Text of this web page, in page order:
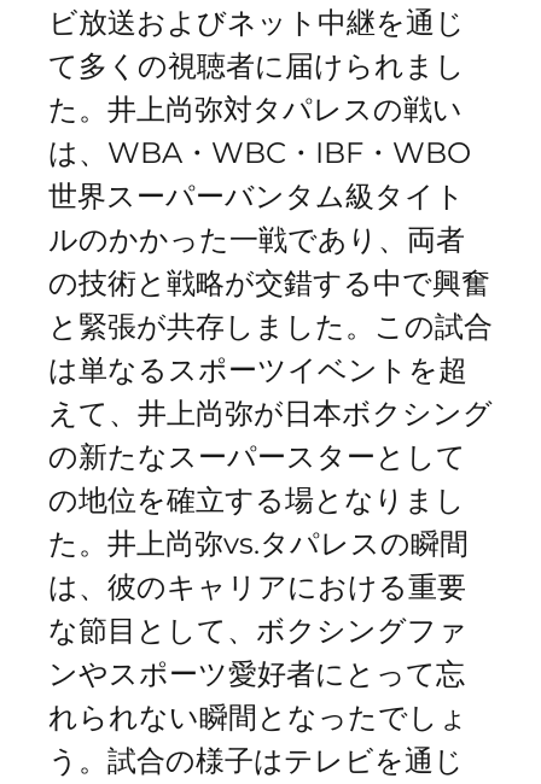
ビ放送およびネット中継を通じ
て多くの視聴者に届けられまし
た。井上尚弥対タパレスの戦い
は、WBA・WBC・IBF・WBO
世界スーパーバンタム級タイト
ルのかかった一戦であり、両者
の技術と戦略が交錯する中で興奮
と緊張が共存しました。この試合
は単なるスポーツイベントを超
えて、井上尚弥が日本ボクシング
の新たなスーパースターとして
の地位を確立する場となりまし
た。井上尚弥vs.タパレスの瞬間
は、彼のキャリアにおける重要
な節目として、ボクシングファ
ンやスポーツ愛好者にとって忘
れられない瞬間となったでしょ
う。試合の様子はテレビを通じ